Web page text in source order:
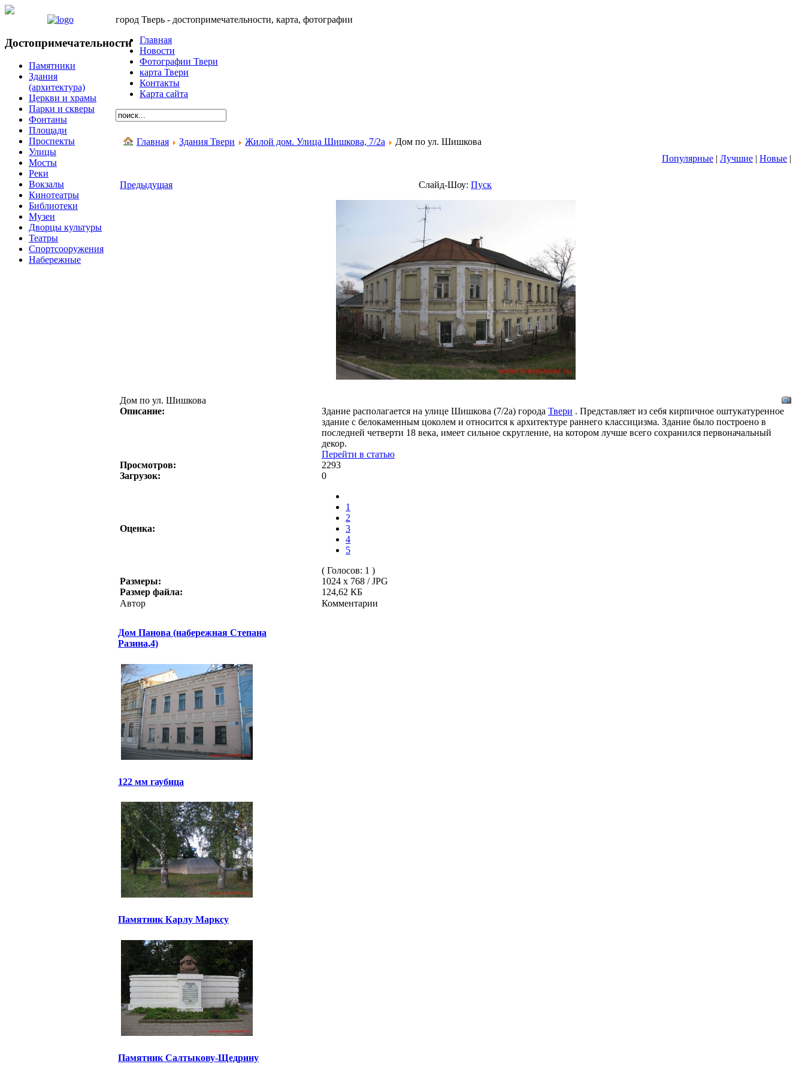
Достопримечательности
Памятники
Здания
(архитектура)
Церкви и храмы
Парки и скверы
Фонтаны
Площади
Проспекты
Улицы
Мосты
Реки
Вокзалы
Кинотеатры
Библиотеки
Музеи
Дворцы культуры
Театры
Спортсооружения
Набережные
город Тверь - достопримечательности, карта, фотографии
Главная
Новости
Фотографии Твери
карта Твери
Контакты
Карта сайта
Главная Здания Твери Жилой дом. Улица Шишкова, 7/2а
Дом по ул. Шишкова
Популярные | Лучшие | Новые |
Предыдущая Слайд-Шоу: Пуск
Дом по ул. Шишкова
Описание:
Здание располагается на улице Шишкова (7/2а) города Твери . Представляет из себя кирпичное оштукатуренное
здание с белокаменным цоколем и относится к архитектуре раннего классицизма. Здание было построено в
последней четверти 18 века, имеет сильное скругление, на котором лучше всего сохранился первоначальный
декор.
Перейти в статью
Просмотров:
2293
Загрузок:
0
Оценка:
1
2
3
4
5
( Голосов: 1 )
Размеры:
1024 x 768 / JPG
Размер файла:
124,62 КБ
Автор
Комментарии
Дом Панова (набережная Степана
Разина,4)
122 мм гаубица
Памятник Карлу Марксу
Памятник Салтыкову-Щедрину